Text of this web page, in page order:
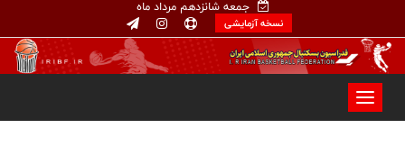
جمعه شانزدهم مرداد ماه
نسخه آزمایشی